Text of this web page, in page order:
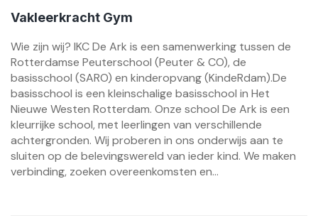
Vakleerkracht Gym
Wie zijn wij? IKC De Ark is een samenwerking tussen de
Rotterdamse Peuterschool (Peuter & CO), de
basisschool (SARO) en kinderopvang (KindeRdam).De
basisschool is een kleinschalige basisschool in Het
Nieuwe Westen Rotterdam. Onze school De Ark is een
kleurrijke school, met leerlingen van verschillende
achtergronden. Wij proberen in ons onderwijs aan te
sluiten op de belevingswereld van ieder kind. We maken
verbinding, zoeken overeenkomsten en...